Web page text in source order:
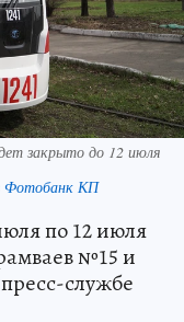
закрыто до 12 июля
Фотобанк КП
по 12 июля
№15 и
службе